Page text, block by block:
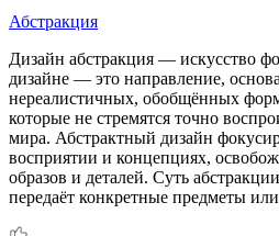
Абстракция
Дизайн абстракция — искусство
дизайне — это направление,
нереалистичных, обобщённых
которые не стремятся точно
мира. Абстрактный дизайн
восприятии и концепциях,
образов и деталей. Суть
передаёт конкретные предметы